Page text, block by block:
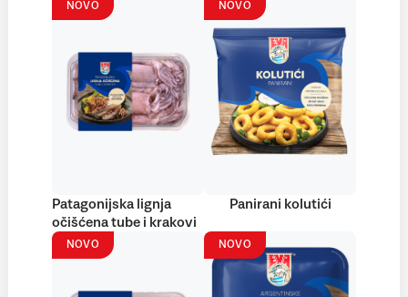
NOVO
Patagonijska lignja
očišćena tube i krakovi
NOVO
Panirani kolutići
NOVO NOVO